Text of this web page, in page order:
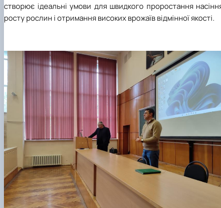
створює ідеальні умови для швидкого проростання
росту рослин і отримання високих врожаїв відмінної якості.